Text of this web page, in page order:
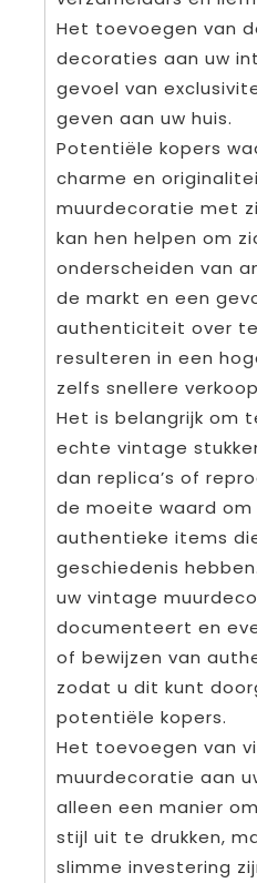
Het toevoegen van
decoraties aan uw
gevoel van
geven aan uw huis.
Potentiële kopers
charme en
muurdecoratie met
kan hen helpen om
onderscheiden van
de markt en een
authenticiteit over te
resulteren in een
zelfs snellere
Het is belangrijk om
echte vintage
dan replica’s of
de moeite waard
authentieke items
geschiedenis
uw vintage
documenteert en
of bewijzen van
zodat u dit kunt
potentiële kopers.
Het toevoegen van
muurdecoratie aan
alleen een manier
stijl uit te drukken,
slimme investering